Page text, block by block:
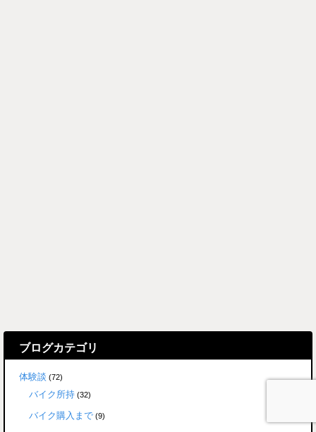
ブログカテゴリ
体験談 (72)
バイク所持 (32)
バイク購入まで (9)